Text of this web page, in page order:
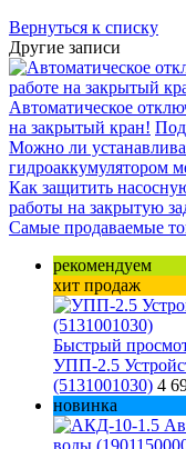
Вернуться к списку
Другие записи
Автоматическое
на закрытый кран!
Можно ли
гидроаккумулятором
Как защитить
работы на закрытую
Самые продаваемые
рекомендуем
хит продаж
Быстрый
УПП-2.5
(5131001030) 4
новинка